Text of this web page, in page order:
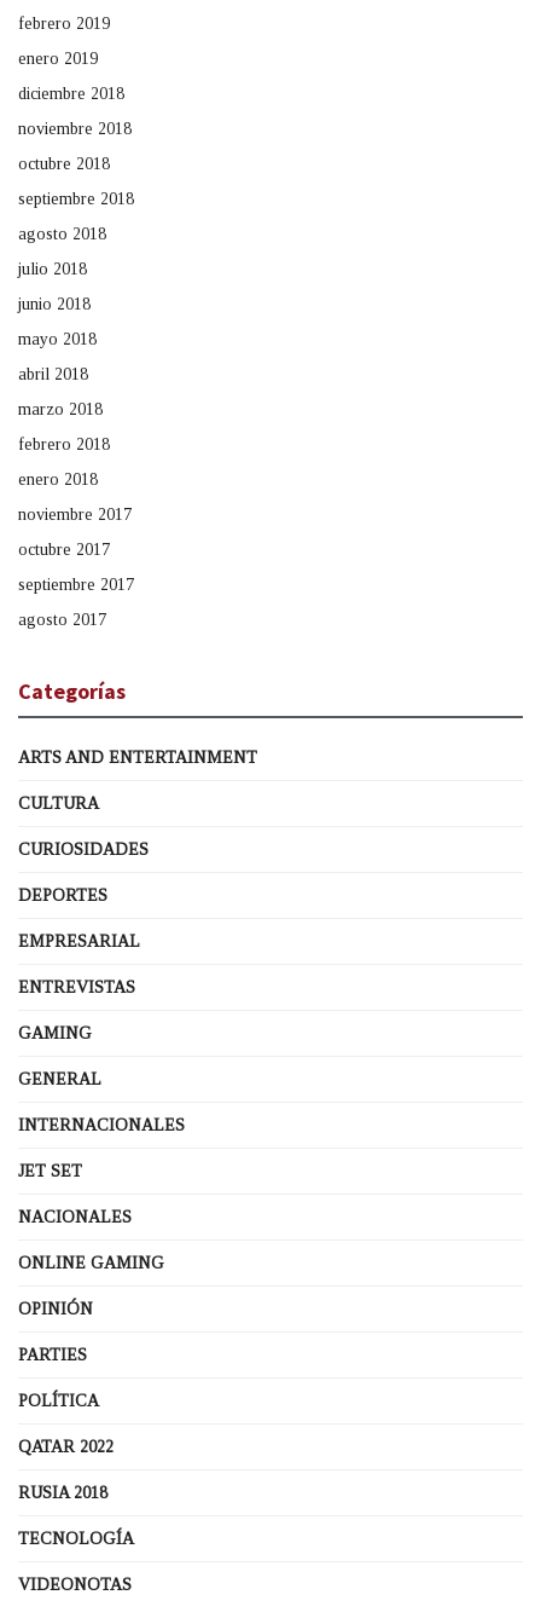
febrero 2019
enero 2019
diciembre 2018
noviembre 2018
octubre 2018
septiembre 2018
agosto 2018
julio 2018
junio 2018
mayo 2018
abril 2018
marzo 2018
febrero 2018
enero 2018
noviembre 2017
octubre 2017
septiembre 2017
agosto 2017
Categorías
ARTS AND ENTERTAINMENT
CULTURA
CURIOSIDADES
DEPORTES
EMPRESARIAL
ENTREVISTAS
GAMING
GENERAL
INTERNACIONALES
JET SET
NACIONALES
ONLINE GAMING
OPINIÓN
PARTIES
POLÍTICA
QATAR 2022
RUSIA 2018
TECNOLOGÍA
VIDEONOTAS